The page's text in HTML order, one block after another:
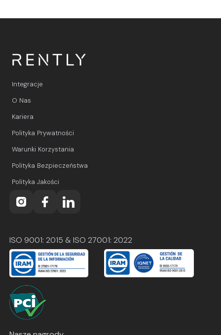
Integracje
O Nas
Kariera
Polityka Prywatności
Warunki Korzystania
Polityka Bezpieczeństwa
Polityka Jakości
ISO 9001: 2015 & ISO 27001: 2022